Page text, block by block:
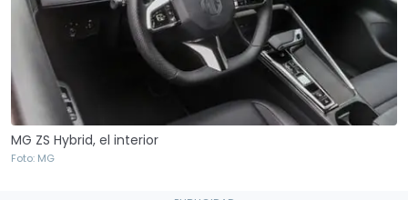
MG ZS Hybrid, el interior
Foto: MG